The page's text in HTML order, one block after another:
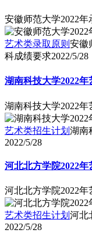
安徽师范大学2022
艺术类录取原则 安徽
科成绩要求2022/5/28
湖南科技大学2022年
湖南科技大学2022年
艺术类招生计划 湖南
2022/5/28
河北北方学院2022
河北北方学院2022年
艺术类招生计划 河北
2022/5/28